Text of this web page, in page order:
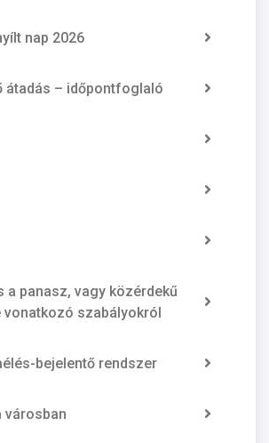
nap 2026
átadás – időpontfoglaló
a panasz, vagy közérdekű
vonatkozó szabályokról
bejelentő rendszer
városban